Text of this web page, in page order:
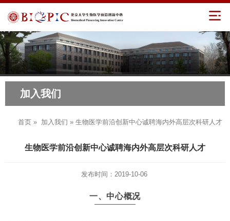
加入我们
首页 » 加入我们 » 生物医学前沿创新中心诚聘海内外高层次科研人才
生物医学前沿创新中心诚聘海内外高层次科研人才
发布时间：2019-10-06
一、中心概况